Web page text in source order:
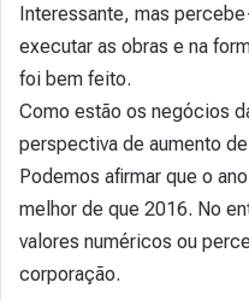
Interessante, mas
executar as obras e na
foi bem feito.
Como estão os negócios
perspectiva de aumento
Podemos afirmar que o
melhor de que 2016. No
valores numéricos ou
corporação.